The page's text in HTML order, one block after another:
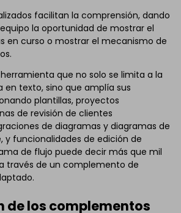
facilitan la comprensión, dando
la oportunidad de mostrar el
en curso o mostrar el mecanismo de
que no solo se limita a la
texto, sino que amplía sus
plantillas, proyectos
de revisión de clientes
de diagramas y diagramas de
y funcionalidades de edición de
de flujo puede decir más que mil
través de un complemento de
de los complementos